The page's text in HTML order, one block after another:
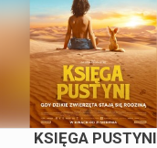
KSIĘGA PUSTYNI